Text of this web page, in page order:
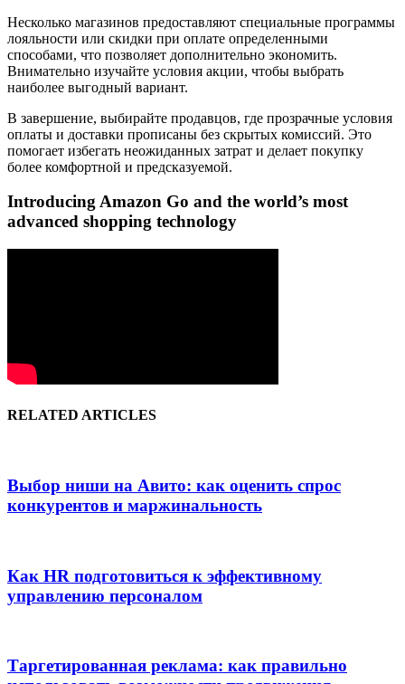
Несколько магазинов предоставляют специальные программы
лояльности или скидки при оплате определенными
способами, что позволяет дополнительно экономить.
Внимательно изучайте условия акции, чтобы выбрать
наиболее выгодный вариант.
В завершение, выбирайте продавцов, где прозрачные условия
оплаты и доставки прописаны без скрытых комиссий. Это
помогает избегать неожиданных затрат и делает покупку
более комфортной и предсказуемой.
Introducing Amazon Go and the world’s most
advanced shopping technology
RELATED ARTICLES
Выбор ниши на Авито: как оценить спрос
конкурентов и маржинальность
Как HR подготовиться к эффективному
управлению персоналом
Таргетированная реклама: как правильно